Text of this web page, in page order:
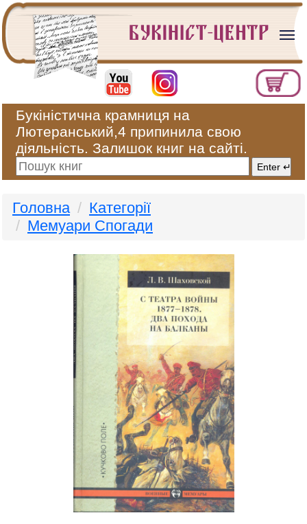
Букіністична крамниця на
Лютеранський,4 припинила свою
діяльність. Залишок книг на сайті.
Головна
Категорії
Мемуари Спогади